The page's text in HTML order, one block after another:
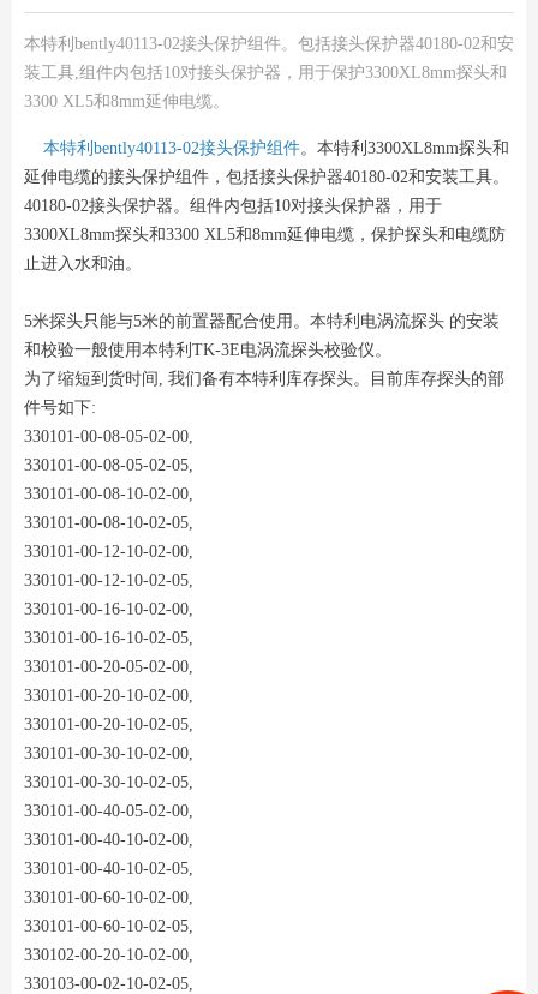
本特利bently40113-02接头保护组件。包括接头保护器40180-02和安
装工具,组件内包括10对接头保护器，用于保护3300XL8mm探头和
3300 XL5和8mm延伸电缆。
本特利bently40113-02接头保护组件。本特利3300XL8mm探头和
延伸电缆的接头保护组件，包括接头保护器40180-02和安装工具。
40180-02接头保护器。组件内包括10对接头保护器，用于
3300XL8mm探头和3300 XL5和8mm延伸电缆，保护探头和电缆防
止进入水和油。
5米探头只能与5米的前置器配合使用。本特利电涡流探头 的安装
和校验一般使用本特利TK-3E电涡流探头校验仪。
为了缩短到货时间, 我们备有本特利库存探头。目前库存探头的部
件号如下:
330101-00-08-05-02-00,
330101-00-08-05-02-05,
330101-00-08-10-02-00,
330101-00-08-10-02-05,
330101-00-12-10-02-00,
330101-00-12-10-02-05,
330101-00-16-10-02-00,
330101-00-16-10-02-05,
330101-00-20-05-02-00,
330101-00-20-10-02-00,
330101-00-20-10-02-05,
330101-00-30-10-02-00,
330101-00-30-10-02-05,
330101-00-40-05-02-00,
330101-00-40-10-02-00,
330101-00-40-10-02-05,
330101-00-60-10-02-00,
330101-00-60-10-02-05,
330102-00-20-10-02-00,
330103-00-02-10-02-05,